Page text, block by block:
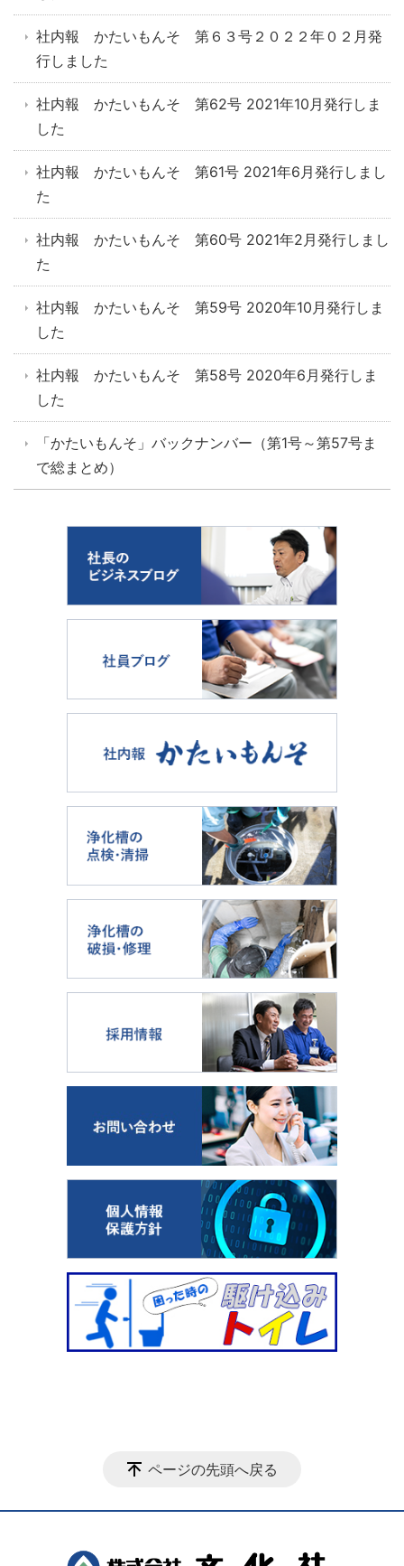
社内報 かたいもんそ 第６３号２０２２年０２月発
行しました
社内報 かたいもんそ 第62号 2021年10月発行しま
した
社内報 かたいもんそ 第61号 2021年6月発行しまし
た
社内報 かたいもんそ 第60号 2021年2月発行しまし
た
社内報 かたいもんそ 第59号 2020年10月発行しま
した
社内報 かたいもんそ 第58号 2020年6月発行しま
した
「かたいもんそ」バックナンバー（第1号～第57号ま
で総まとめ）
ページの先頭へ戻る